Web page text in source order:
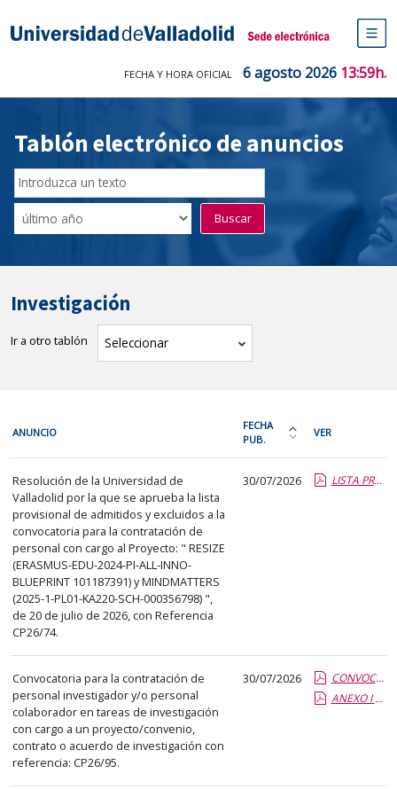
Sede electrónica Universidad de
de
FECHA Y HORA OFICIAL 6 agosto 2026 13:59h.
Tablón electrónico de anuncios
Buscador
del
Tablón
Filtro
de
Buscar
Investigación
Ir a otro tablón Seleccionar tablón
cada
fila
de
la
siguiente
tabla
encontrará
los
anuncios
del
tablón
seleccionado
previamente.
En
la
primera
ANUNCIO
FECHA
PUB.
Ordena
la
tabla
antigua
VER
Resolución de la Universidad de
Valladolid por la que se aprueba la lista
provisional de admitidos y excluidos a la
convocatoria para la contratación de
personal con cargo al Proyecto: " RESIZE
(ERASMUS-EDU-2024-PI-ALL-INNO-
BLUEPRINT 101187391) y MINDMATTERS
(2025-1-PL01-KA220-SCH-000356798) ",
de 20 de julio de 2026, con Referencia
CP26/74.
30/07/2026 LISTA PROVISIONAL ADMT Y EXCL CP26-74.pdf.pdf
Convocatoria para la contratación de
personal investigador y/o personal
colaborador en tareas de investigación
con cargo a un proyecto/convenio,
contrato o acuerdo de investigación con
referencia: CP26/95.
30/07/2026
CONVOCATORIA CP26-95.pdf.pdf
ANEXO I CP26-95.report.pdf.pdf